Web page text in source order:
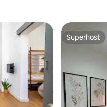
Superhost
Superhost